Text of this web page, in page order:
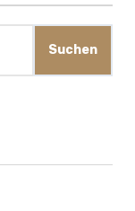
Suchen